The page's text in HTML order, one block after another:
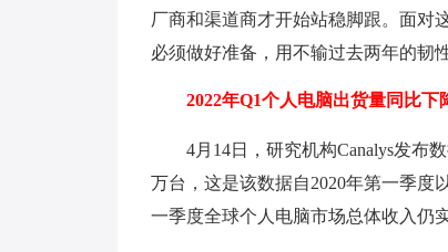
厂商和渠道商才开始站稳脚跟。面对
必须做好准备，用不输过去两年的韧
2022年Q1个人电脑出货量同比下
4月14日，研究机构Canalys发布
万台，这是该数据自2020年第一季度
一季度全球个人电脑市场总体收入仍